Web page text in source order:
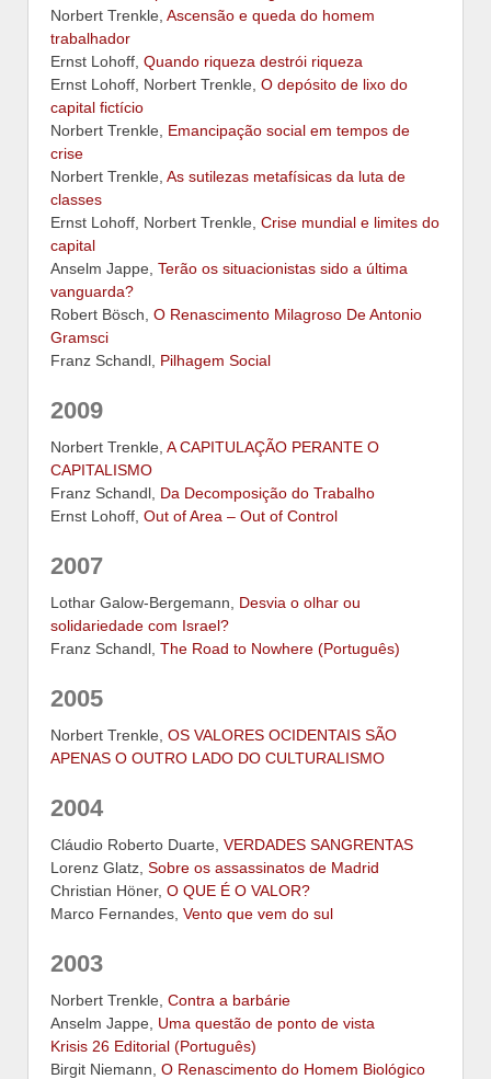
Norbert Trenkle, Ascensão e queda do homem
trabalhador
Ernst Lohoff, Quando riqueza destrói riqueza
Ernst Lohoff, Norbert Trenkle, O depósito de lixo do
capital fictício
Norbert Trenkle, Emancipação social em tempos de
crise
Norbert Trenkle, As sutilezas metafísicas da luta de
classes
Ernst Lohoff, Norbert Trenkle, Crise mundial e limites do
capital
Anselm Jappe, Terão os situacionistas sido a última
vanguarda?
Robert Bösch, O Renascimento Milagroso De Antonio
Gramsci
Franz Schandl, Pilhagem Social
2009
Norbert Trenkle, A CAPITULAÇÃO PERANTE O
CAPITALISMO
Franz Schandl, Da Decomposição do Trabalho
Ernst Lohoff, Out of Area – Out of Control
2007
Lothar Galow-Bergemann, Desvia o olhar ou
solidariedade com Israel?
Franz Schandl, The Road to Nowhere (Português)
2005
Norbert Trenkle, OS VALORES OCIDENTAIS SÃO
APENAS O OUTRO LADO DO CULTURALISMO
2004
Cláudio Roberto Duarte, VERDADES SANGRENTAS
Lorenz Glatz, Sobre os assassinatos de Madrid
Christian Höner, O QUE É O VALOR?
Marco Fernandes, Vento que vem do sul
2003
Norbert Trenkle, Contra a barbárie
Anselm Jappe, Uma questão de ponto de vista
Krisis 26 Editorial (Português)
Birgit Niemann, O Renascimento do Homem Biológico